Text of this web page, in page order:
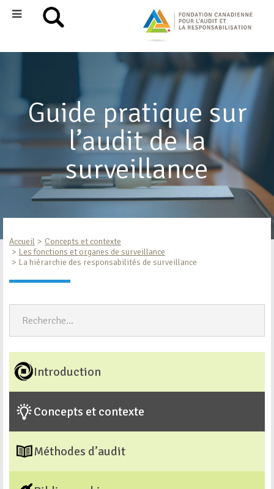
Guide pratique sur
l’audit de la
surveillance
Accueil
Concepts et contexte
Les fonctions et organes de surveillance
La hiérarchie des responsabilités de surveillance
Introduction
Concepts et contexte
Méthodes d’audit